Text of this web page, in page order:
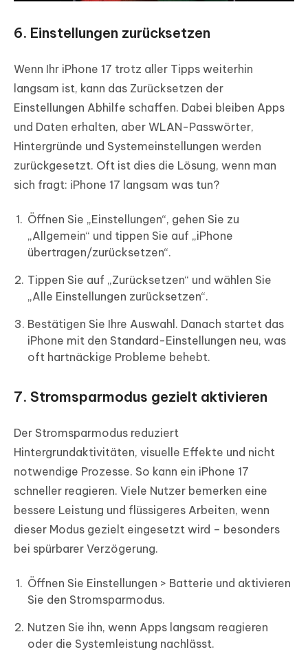
6. Einstellungen zurücksetzen
Wenn Ihr iPhone 17 trotz aller Tipps weiterhin
langsam ist, kann das Zurücksetzen der
Einstellungen Abhilfe schaffen. Dabei bleiben Apps
und Daten erhalten, aber WLAN-Passwörter,
Hintergründe und Systemeinstellungen werden
zurückgesetzt. Oft ist dies die Lösung, wenn man
sich fragt: iPhone 17 langsam was tun?
Öffnen Sie „Einstellungen“, gehen Sie zu
„Allgemein“ und tippen Sie auf „iPhone
übertragen/zurücksetzen“.
Tippen Sie auf „Zurücksetzen“ und wählen Sie
„Alle Einstellungen zurücksetzen“.
Bestätigen Sie Ihre Auswahl. Danach startet das
iPhone mit den Standard-Einstellungen neu, was
oft hartnäckige Probleme behebt.
7. Stromsparmodus gezielt aktivieren
Der Stromsparmodus reduziert
Hintergrundaktivitäten, visuelle Effekte und nicht
notwendige Prozesse. So kann ein iPhone 17
schneller reagieren. Viele Nutzer bemerken eine
bessere Leistung und flüssigeres Arbeiten, wenn
dieser Modus gezielt eingesetzt wird – besonders
bei spürbarer Verzögerung.
Öffnen Sie Einstellungen > Batterie und aktivieren
Sie den Stromsparmodus.
Nutzen Sie ihn, wenn Apps langsam reagieren
oder die Systemleistung nachlässt.